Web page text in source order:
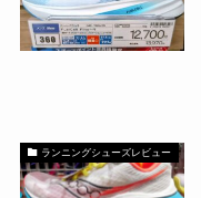
ランニングシューズレビュー